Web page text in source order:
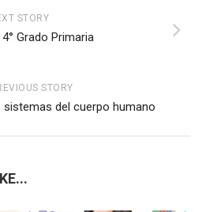
STORY
Grado Primaria
STORY
sistemas del cuerpo humano